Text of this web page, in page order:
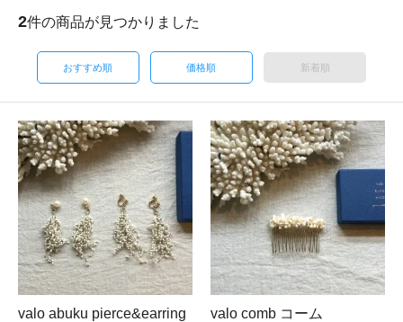
2件の商品が見つかりました
おすすめ順 価格順 新着順
valo abuku pierce&earring
valo comb コーム